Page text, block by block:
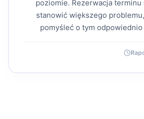
poziomie. Rezerwacja
stanowić większego
pomyśleć o tym